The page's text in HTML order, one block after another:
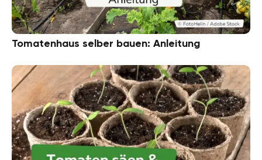
Tomatenhaus selber bauen: Anleitung